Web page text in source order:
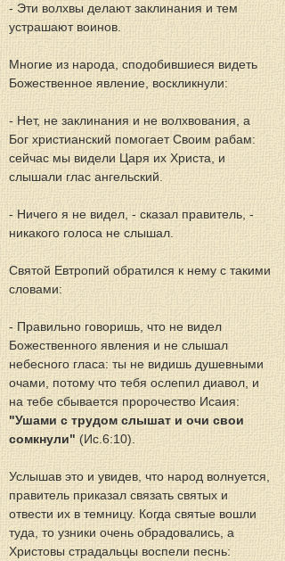
- Эти волхвы делают заклинания и тем
устрашают воинов.
Многие из народа, сподобившиеся видеть
Божественное явление, воскликнули:
- Нет, не заклинания и не волхвования, а
Бог христианский помогает Своим рабам:
сейчас мы видели Царя их Христа, и
слышали глас ангельский.
- Ничего я не видел, - сказал правитель, -
никакого голоса не слышал.
Святой Евтропий обратился к нему с такими
словами:
- Правильно говоришь, что не видел
Божественного явления и не слышал
небесного гласа: ты не видишь душевными
очами, потому что тебя ослепил диавол, и
на тебе сбывается пророчество Исаия:
"Ушами с трудом слышат и очи свои
сомкнули" (Ис.6:10).
Услышав это и увидев, что народ волнуется,
правитель приказал связать святых и
отвести их в темницу. Когда святые вошли
туда, то узники очень обрадовались, а
Христовы страдальцы воспели песнь: